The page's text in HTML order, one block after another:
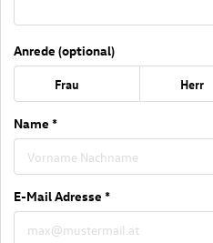
Anrede (optional)
Frau Herr
Name *
E-Mail Adresse *